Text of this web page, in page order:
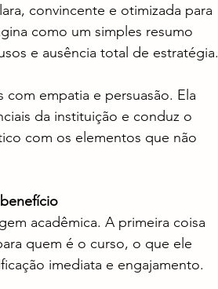
convincente e otimizada para
como um simples resumo
e ausência total de estratégia.
empatia e persuasão. Ela
da instituição e conduz o
com os elementos que não
acadêmica. A primeira coisa
quem é o curso, o que ele
imediata e engajamento.